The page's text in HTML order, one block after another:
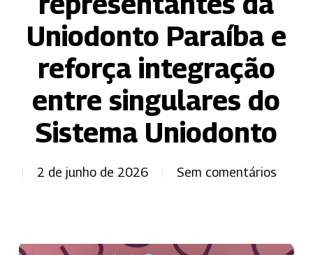
Uniodonto Paraíba e
reforça integração
entre singulares do
Sistema Uniodonto
2 de junho de 2026 Sem comentários